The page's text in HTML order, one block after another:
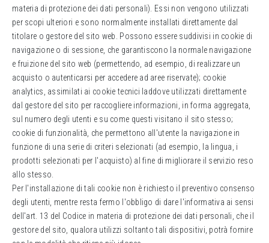
materia di protezione dei dati personali). Essi non vengono utilizzati
per scopi ulteriori e sono normalmente installati direttamente dal
titolare o gestore del sito web. Possono essere suddivisi in cookie di
navigazione o di sessione, che garantiscono la normale navigazione
e fruizione del sito web (permettendo, ad esempio, di realizzare un
acquisto o autenticarsi per accedere ad aree riservate); cookie
analytics, assimilati ai cookie tecnici laddove utilizzati direttamente
dal gestore del sito per raccogliere informazioni, in forma aggregata,
sul numero degli utenti e su come questi visitano il sito stesso;
cookie di funzionalità, che permettono all'utente la navigazione in
funzione di una serie di criteri selezionati (ad esempio, la lingua, i
prodotti selezionati per l'acquisto) al fine di migliorare il servizio reso
allo stesso.
Per l'installazione di tali cookie non è richiesto il preventivo consenso
degli utenti, mentre resta fermo l'obbligo di dare l'informativa ai sensi
dell'art. 13 del Codice in materia di protezione dei dati personali, che il
gestore del sito, qualora utilizzi soltanto tali dispositivi, potrà fornire